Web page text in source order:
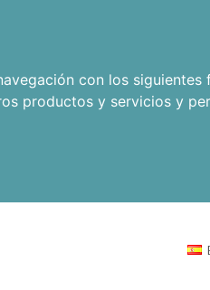
con los siguientes
productos y servicios y